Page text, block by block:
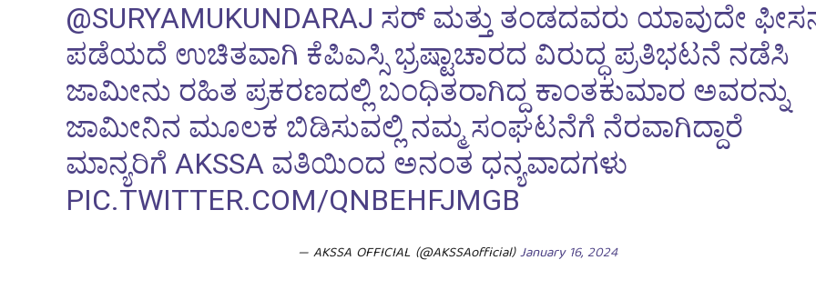
@SURYAMUKUNDARAJ ಸರ್ ಮತ್ತು ತಂಡದವರು ಯಾವುದೇ
ಪಡೆಯದೆ ಉಚಿತವಾಗಿ ಕೆಪಿಎಸ್ಸಿ ಭ್ರಷ್ಟಾಚಾರದ ವಿರುದ್ಧ ಪ್ರತಿಭಟನೆ ನಡೆಸಿ
ಜಾಮೀನು ರಹಿತ ಪ್ರಕರಣದಲ್ಲಿ ಬಂಧಿತರಾಗಿದ್ದ ಕಾಂತಕುಮಾರ ಅವರನ್ನು
ಜಾಮೀನಿನ ಮೂಲಕ ಬಿಡಿಸುವಲ್ಲಿ ನಮ್ಮ ಸಂಘಟನೆಗೆ ನೆರವಾಗಿದ್ದಾರೆ
ಮಾನ್ಯರಿಗೆ AKSSA ವತಿಯಿಂದ ಅನಂತ ಧನ್ಯವಾದಗಳು
PIC.TWITTER.COM/QNBEHFJMGB
— AKSSA OFFICIAL (@AKSSAofficial)January 16, 2024